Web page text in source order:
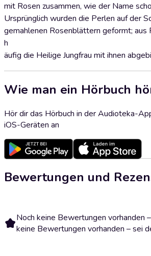
mit Rosen zusammen, wie der Name
Ursprünglich wurden die Perlen auf der
gemahlenen Rosenblättern geformt; aus
h
äufig die Heilige Jungfrau mit ihnen
Wie man ein Hörbuch
Hör dir das Hörbuch in der Audioteka-
iOS-Geräten an
Bewertungen und
Noch keine Bewertungen vorhanden
keine Bewertungen vorhanden – sei